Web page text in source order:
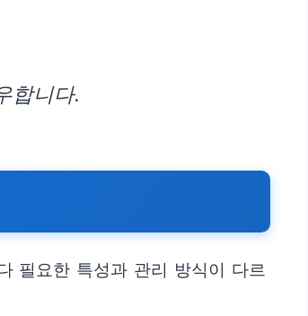
합니다.
필요한 특성과 관리 방식이 다르